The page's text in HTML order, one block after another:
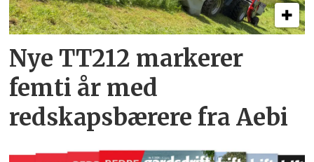
Nye TT212 markerer
femti år­ med
redskapsbærere fra Aebi